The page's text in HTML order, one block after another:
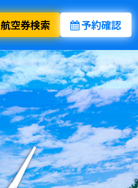
航空券検索 予約確認